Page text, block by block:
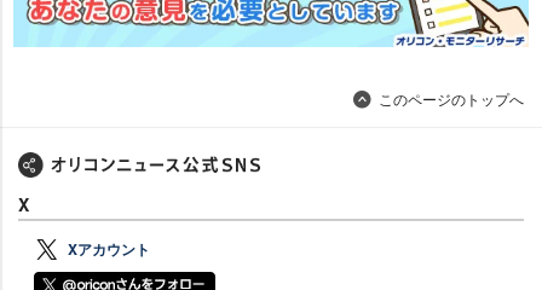
このページのトップへ
X
Xアカウント